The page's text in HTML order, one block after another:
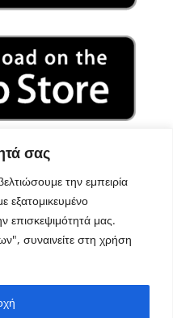
σας
την εμπειρία
εξατομικευμένο
επισκεψιμότητά μας.
συναινείτε στη χρήση
Αμαρίου